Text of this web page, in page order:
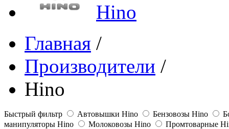
Hino
Главная /
Производители /
Hino
Быстрый фильтр Автовышки Hino Бензовозы Hino
манипуляторы Hino
Молоковозы Hino
Промтоварные